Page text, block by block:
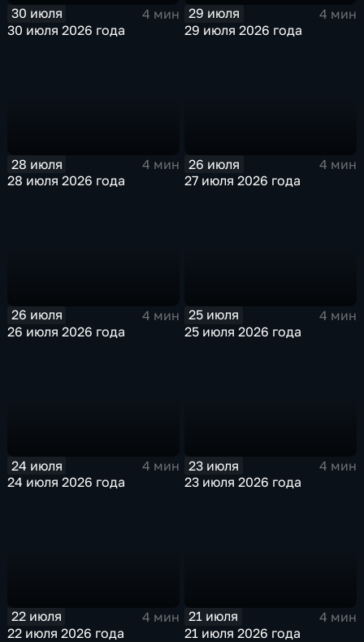
30 июля
4 мин
30 июля 2026 года
29 июля
4 мин
29 июля 2026 года
28 июля
4 мин
28 июля 2026 года
26 июля
4 мин
27 июля 2026 года
26 июля
4 мин
26 июля 2026 года
25 июля
4 мин
25 июля 2026 года
24 июля
4 мин
24 июля 2026 года
23 июля
4 мин
23 июля 2026 года
22 июля
4 мин
22 июля 2026 года
21 июля
4 мин
21 июля 2026 года